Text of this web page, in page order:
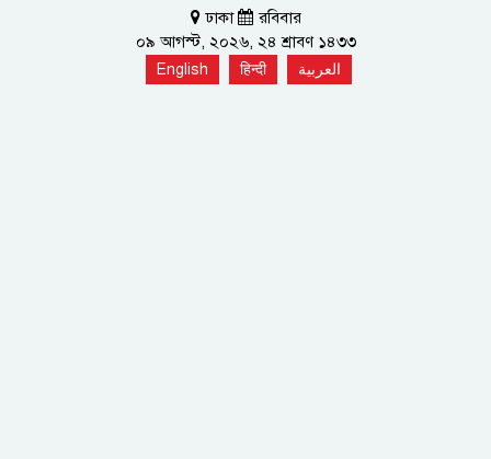
ঢাকা
রবিবার
০৯ আগস্ট, ২০২৬, ২৪ শ্রাবণ ১৪৩৩
English हिन्दी العربية